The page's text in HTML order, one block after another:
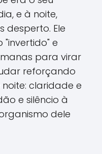
e à noite,
desperto. Ele
"invertido" e
para virar
reforçando
claridade e
e silêncio à
dele